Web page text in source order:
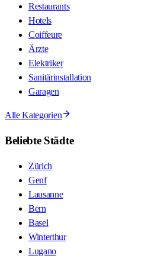
Restaurants
Hotels
Coiffeure
Ärzte
Elektriker
Sanitärinstallation
Garagen
Alle Kategorien
Beliebte Städte
Zürich
Genf
Lausanne
Bern
Basel
Winterthur
Lugano